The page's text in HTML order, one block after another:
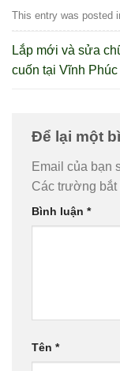
This entry was posted
Lắp mới và sửa
cuốn tại Vĩnh Phúc
Để lại một
Email của bạn
Các trường
Bình luận *
Tên *